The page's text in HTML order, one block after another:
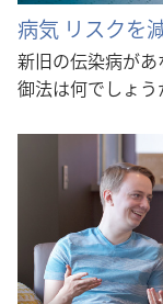
病気 リスクを
新旧の伝染病が
御法は何でしょう